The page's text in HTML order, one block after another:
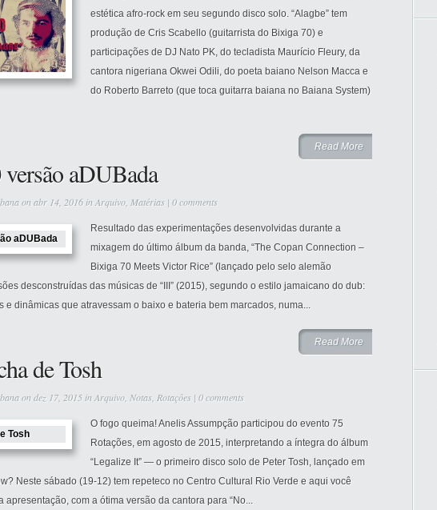
estética afro-rock em seu segundo disco solo. “Alagbe” tem
produção de Cris Scabello (guitarrista do Bixiga 70) e
participações de DJ Nato PK, do tecladista Maurício Fleury, da
cantora nigeriana Okwei Odili, do poeta baiano Nelson Macca e
do Roberto Barreto (que toca guitarra baiana no Baiana System)
Read More
aDUBada
on abr 14, 2016 inArquivo Matérias | 0 comments
Resultado das experimentações desenvolvidas durante a
mixagem do último álbum da banda, “The Copan Connection –
Bixiga 70 Meets Victor Rice” (lançado pelo selo alemão
desconstruídas das músicas de “III” (2015), segundo o estilo jamaicano do dub:
e dinâmicas que atravessam o baixo e bateria bem marcados, numa...
Read More
de Tosh
on dez 17, 2015 inArquivo Notas Rotações | 0 comments
O fogo queima! Anelis Assumpção participou do evento 75
Rotações, em agosto de 2015, interpretando a íntegra do álbum
“Legalize It” — o primeiro disco solo de Peter Tosh, lançado em
Neste sábado (19-12) tem repeteco no Centro Cultural Rio Verde e aqui você
apresentação, com a ótima versão da cantora para “No...